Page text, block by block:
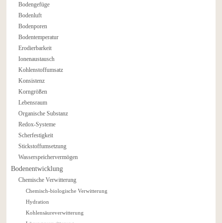
Bodengefüge
Bodenluft
Bodenporen
Bodentemperatur
Erodierbarkeit
Ionenaustausch
Kohlenstoffumsatz
Konsistenz
Korngrößen
Lebensraum
Organische Substanz
Redox-Systeme
Scherfestigkeit
Stickstoffumsetzung
Wasserspeichervermögen
Bodenentwicklung
Chemische Verwitterung
Chemisch-biologische Verwitterung
Hydration
Kohlensäureverwitterung